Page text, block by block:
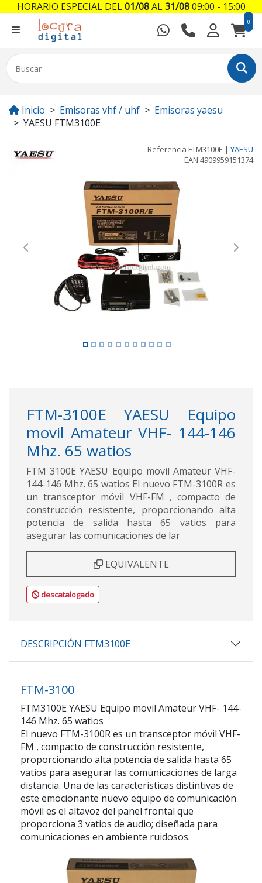
0
Inicio Emisoras vhf / uhf
Emisoras yaesu
YAESU FTM3100E
Referencia FTM3100E | YAESU
EAN 4909959151374
Previous Next
FTM-3100E YAESU Equipo
movil Amateur VHF- 144-146
Mhz. 65 watios
FTM 3100E YAESU Equipo movil Amateur VHF-
144-146 Mhz. 65 watios El nuevo FTM-3100R es
un transceptor móvil VHF-FM , compacto de
construcción resistente, proporcionando alta
potencia de salida hasta 65 vatios para
asegurar las comunicaciones de lar
EQUIVALENTE
descatalogado
DESCRIPCIÓN FTM3100E
FTM-3100
FTM3100E YAESU Equipo movil Amateur VHF- 144-
146 Mhz. 65 watios
El nuevo FTM-3100R es un transceptor móvil VHF-
FM , compacto de construcción resistente,
proporcionando alta potencia de salida hasta 65
vatios para asegurar las comunicaciones de larga
distancia. Una de las características distintivas de
este emocionante nuevo equipo de comunicación
móvil es el altavoz del panel frontal que
proporciona 3 vatios de audio; diseñada para
comunicaciones en ambiente ruidosos.
HORARIO ESPECIAL DEL01/08AL31/0809:00 - 15:00